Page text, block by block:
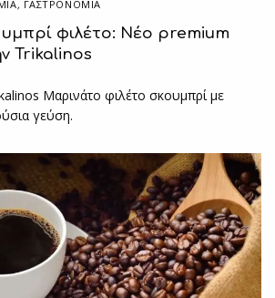
, ΓΑΣΤΡΟΝΟΜΙΑ
φιλέτο: Νέο premium
Trikalinos
Μαρινάτο φιλέτο σκουμπρί με
γεύση.